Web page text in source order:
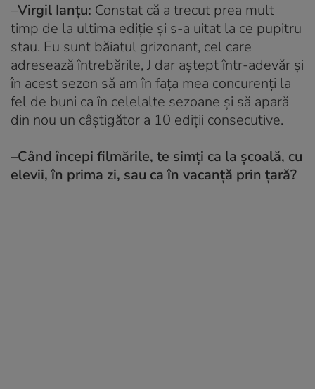
–Virgil Ianţu: Constat că a trecut prea mult
timp de la ultima ediție şi s-a uitat la ce pupitru
stau. Eu sunt băiatul grizonant, cel care
adresează întrebările, J dar aștept într-adevăr şi
în acest sezon să am în faţa mea concurenți la
fel de buni ca în celelalte sezoane şi să apară
din nou un câștigător a 10 ediții consecutive.
–Când începi filmările, te simți ca la școală, cu
elevii, în prima zi, sau ca în vacanță prin ţară?